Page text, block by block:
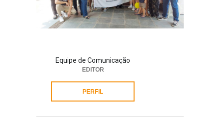
Equipe de Comunicação
EDITOR
PERFIL